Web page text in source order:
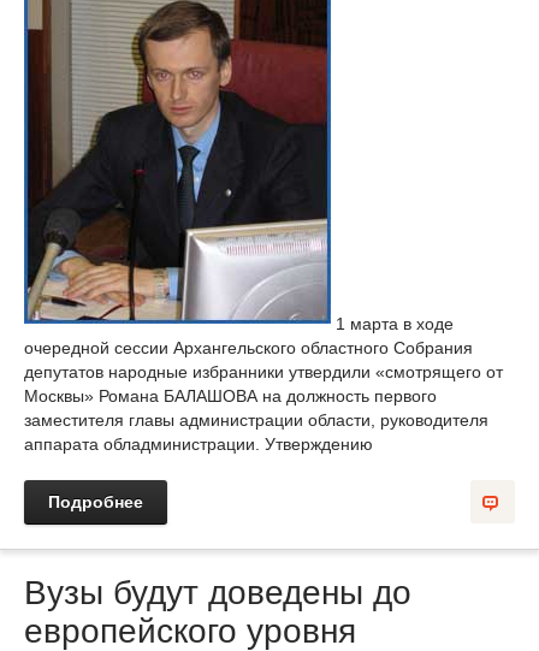
1 марта в ходе
очередной сессии Архангельского областного Собрания
депутатов народные избранники утвердили «смотрящего от
Москвы» Романа БАЛАШОВА на должность первого
заместителя главы администрации области, руководителя
аппарата обладминистрации. Утверждению
Подробнее
Вузы будут доведены до
европейского уровня